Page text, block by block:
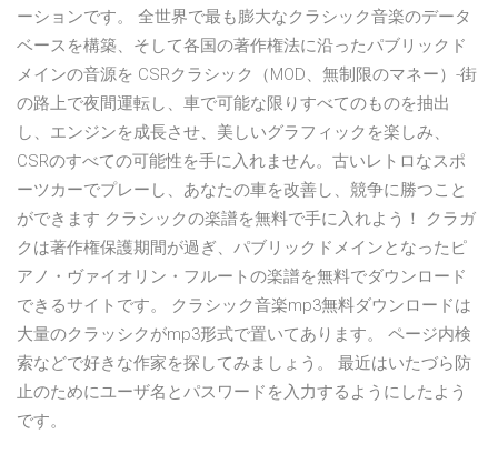
ーションです。 全世界で最も膨大なクラシック音楽のデータ
ベースを構築、そして各国の著作権法に沿ったパブリックド
メインの音源を CSRクラシック（MOD、無制限のマネー）-街
の路上で夜間運転し、車で可能な限りすべてのものを抽出
し、エンジンを成長させ、美しいグラフィックを楽しみ、
CSRのすべての可能性を手に入れません。古いレトロなスポ
ーツカーでプレーし、あなたの車を改善し、競争に勝つこと
ができます クラシックの楽譜を無料で手に入れよう！ クラガ
クは著作権保護期間が過ぎ、パブリックドメインとなったピ
アノ・ヴァイオリン・フルートの楽譜を無料でダウンロード
できるサイトです。 クラシック音楽mp3無料ダウンロードは
大量のクラッシクがmp3形式で置いてあります。 ページ内検
索などで好きな作家を探してみましょう。 最近はいたづら防
止のためにユーザ名とパスワードを入力するようにしたよう
です。